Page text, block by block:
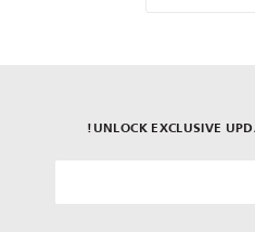
UNLOCK EXCLUSIVE